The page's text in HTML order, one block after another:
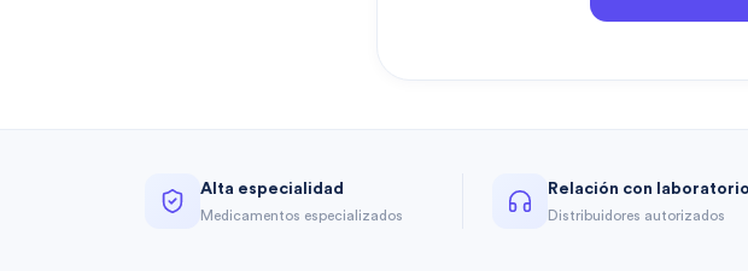
Alta especialidad
Medicamentos especializados
Relación con
Distribuidores autorizados